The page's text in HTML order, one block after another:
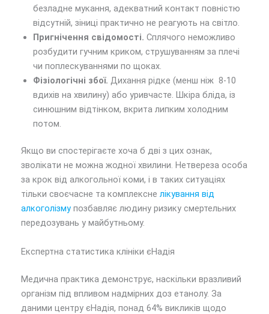
безладне мукання, адекватний контакт повністю
відсутній, зіниці практично не реагують на світло.
Пригнічення свідомості. Сплячого неможливо
розбудити гучним криком, струшуванням за плечі
чи поплескуваннями по щоках.
Фізіологічні збої. Дихання рідке (менш ніж 8-10
вдихів на хвилину) або уривчасте. Шкіра бліда, із
синюшним відтінком, вкрита липким холодним
потом.
Якщо ви спостерігаєте хоча б дві з цих ознак,
зволікати не можна жодної хвилини. Нетвереза особа
за крок від алкогольної коми, і в таких ситуаціях
тільки своєчасне та комплексне лікування від
алкоголізмупозбавляє людину ризику смертельних
передозувань у майбутньому.
Експертна статистика клініки єНадія
Медична практика демонструє, наскільки вразливий
організм під впливом надмірних доз етанолу. За
даними центру єНадія, понад 64% викликів щодо